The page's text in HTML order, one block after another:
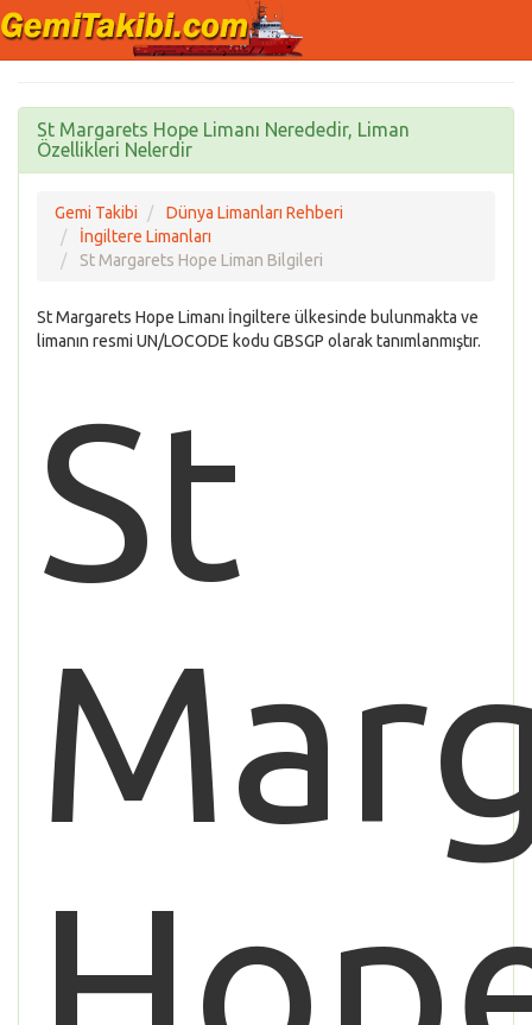
St Margarets Hope Limanı Nerededir, Liman
Özellikleri Nelerdir
Gemi Takibi
Dünya Limanları Rehberi
İngiltere Limanları
St Margarets Hope Liman Bilgileri
St Margarets Hope Limanı İngiltere ülkesinde bulunmakta ve
limanın resmi UN/LOCODE kodu GBSGP olarak tanımlanmıştır.
St